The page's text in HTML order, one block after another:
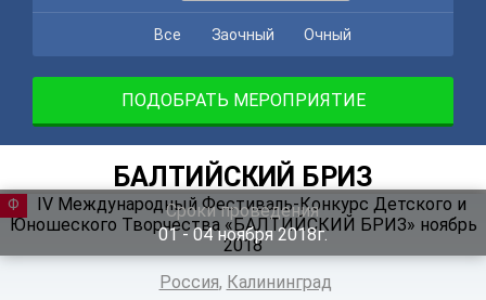
Все Заочный Очный
ПОДОБРАТЬ МЕРОПРИЯТИЕ
БАЛТИЙСКИЙ БРИЗ
Сроки проведения
01 ‐ 04ноября 2018г.
ФЕСТИВАЛЬ
Россия, Калининград